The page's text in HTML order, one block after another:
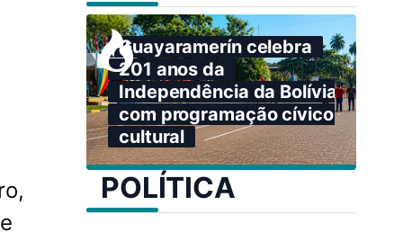
Guayaramerín celebra
201 anos da
Independência da Bolívia
com programação cívico-
cultural
POLÍTICA